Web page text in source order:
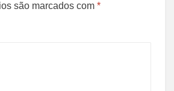
são marcados com *